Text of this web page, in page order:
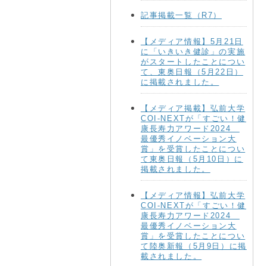
記事掲載一覧（R7）
【メディア情報】5月21日
に「いきいき健診」の実施
がスタートしたことについ
て、東奥日報（5月22日）
に掲載されました。
【メディア掲載】弘前大学
COI-NEXTが「すごい！健
康長寿力アワード2024
最優秀イノベーション大
賞」を受賞したことについ
て東奥日報（5月10日）に
掲載されました。
【メディア情報】弘前大学
COI-NEXTが「すごい！健
康長寿力アワード2024
最優秀イノベーション大
賞」を受賞したことについ
て陸奥新報（5月9日）に掲
載されました。